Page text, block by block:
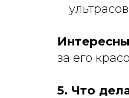
за его
5. Что